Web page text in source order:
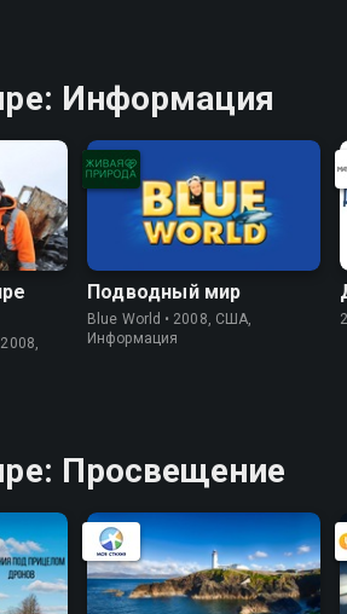
Информация
Подводный мир
Blue World • 2008, США,
Информация
Просвещение